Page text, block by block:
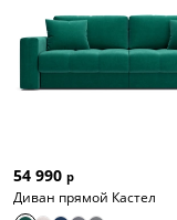
54 990 р
Диван прямой Кастел